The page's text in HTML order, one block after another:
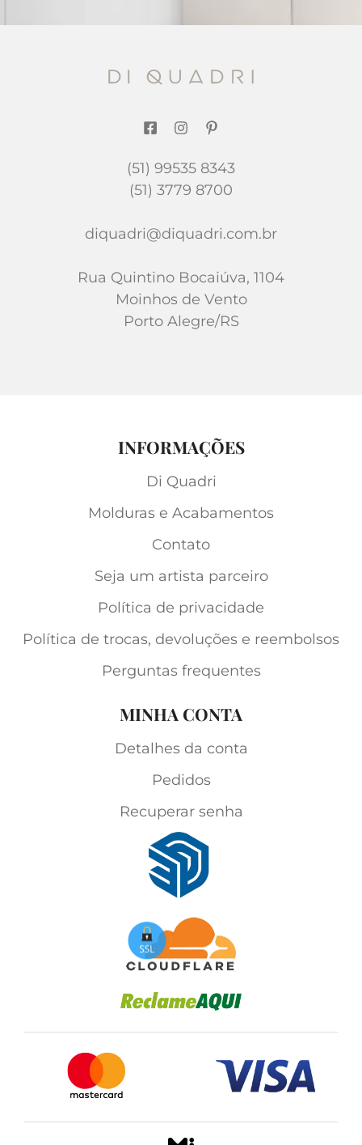
(51) 99535 8343
(51) 3779 8700
diquadri@diquadri.com.br
Rua Quintino Bocaiúva, 1104
Moinhos de Vento
Porto Alegre/RS
INFORMAÇÕES
Di Quadri
Molduras e Acabamentos
Contato
Seja um artista parceiro
Política de privacidade
Política de trocas, devoluções e reembolsos
Perguntas frequentes
MINHA CONTA
Detalhes da conta
Pedidos
Recuperar senha